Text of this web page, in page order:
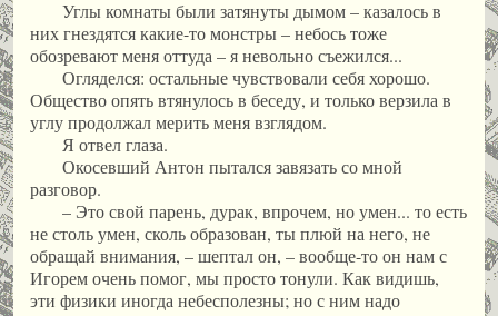
Углы комнаты были затянуты дымом – казалось в
них гнездятся какие-то монстры – небось тоже
обозревают меня оттуда – я невольно съежился...
Огляделся: остальные чувствовали себя хорошо.
Общество опять втянулось в беседу, и только верзила в
углу продолжал мерить меня взглядом.
Я отвел глаза.
Окосевший Антон пытался завязать со мной
разговор.
– Это свой парень, дурак, впрочем, но умен... то есть
не столь умен, сколь образован, ты плюй на него, не
обращай внимания, – шептал он, – вообще-то он нам с
Игорем очень помог, мы просто тонули. Как видишь,
эти физики иногда небесполезны; но с ним надо